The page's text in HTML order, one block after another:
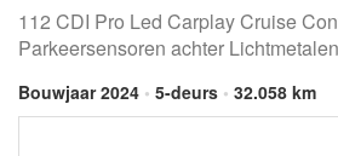
112 CDI Pro Led Carplay Cruise
Parkeersensoren achter
Bouwjaar 2024 • 5-deurs • 32.058 km